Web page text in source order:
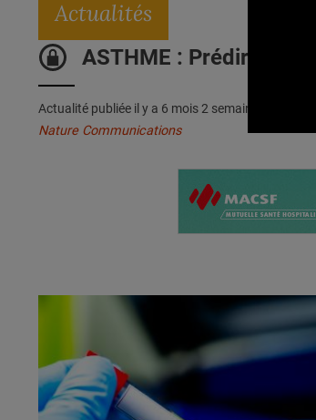
Actualités
ASTHME : Prédire les
Actualité publiée il y a 6 mois 2 semaines 6 jours
Nature Communications